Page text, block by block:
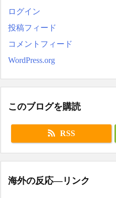
ログイン
投稿フィード
コメントフィード
WordPress.org
このブログを購読
RSS
海外の反応―リンク